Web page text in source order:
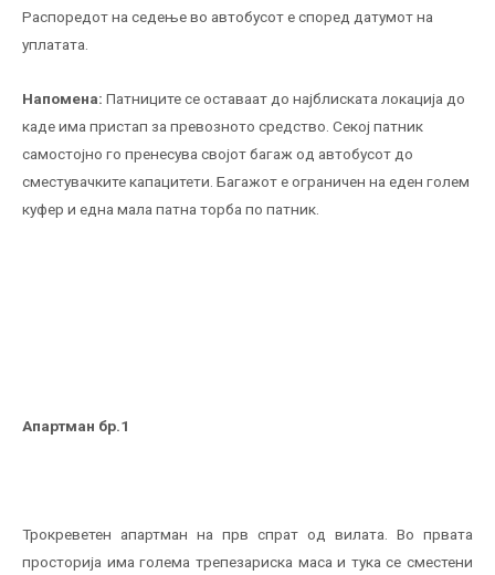
Распоредот на седење во автобусот е според датумот на
уплатата.
Напомена: Патниците се оставаат до најблиската локација до
каде има пристап за превозното средство. Секој патник
самостојно го пренесува својот багаж од автобусот до
сместувачките капацитети. Багажот е ограничен на еден голем
куфер и една мала патна торба по патник.
Апартман бр.1
Трокреветен апартман на прв спрат од вилата. Во првата
просторија има голема трепезариска маса и тука се сместени